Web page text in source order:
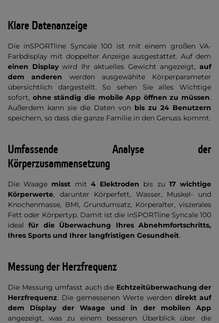
Klare Datenanzeige
Die inSPORTline Syncale 100 ist mit einem großen VA-
Farbdisplay mit doppelter Anzeige ausgestattet. Auf dem
einen Displaywird Ihr aktuelles Gewicht angezeigt, auf
dem anderen werden ausgewählte Körperparameter
übersichtlich dargestellt. So sehen Sie alles Wichtige
sofort, ohne ständig die mobile App öffnen zu müssen.
Außerdem kann sie die Daten von bis zu 24 Benutzern
speichern, so dass die ganze Familie in den Genuss kommt.
Umfassende Analyse der
Körperzusammensetzung
Die Waage misst mit 4 Elektroden bis zu 17 wichtige
Körperwerte, darunter Körperfett, Wasser, Muskel- und
Knochenmasse, BMI, Grundumsatz, Körperalter, viszerales
Fett oder Körpertyp. Damit ist die inSPORTline Syncale 100
idealfür die Überwachung Ihres Abnehmfortschritts,
Ihres Sports und Ihrer langfristigen Gesundheit.
Messung der Herzfrequenz
Die Messung umfasst auch die Echtzeitüberwachung der
Herzfrequenz. Die gemessenen Werte werden direkt auf
dem Display der Waage und in der mobilen App
angezeigt, was zu einem besseren Überblick über die